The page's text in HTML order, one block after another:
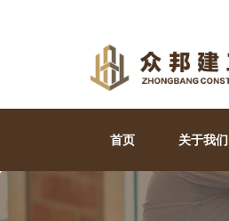
首页 关于我们